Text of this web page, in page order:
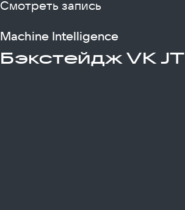
Смотреть запись
Machine Intelligence
Бэкстейдж VK JT